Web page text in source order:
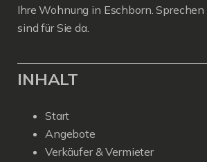
Ihre Wohnung in Eschborn.
sind für Sie da.
INHALT
Start
Angebote
Verkäufer & Vermieter